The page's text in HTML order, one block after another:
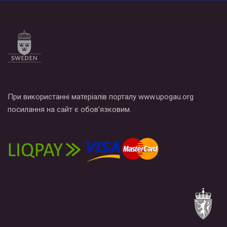
При використанні матеріалів порталу www.upogau.org
посилання на сайт є обов’язковим.